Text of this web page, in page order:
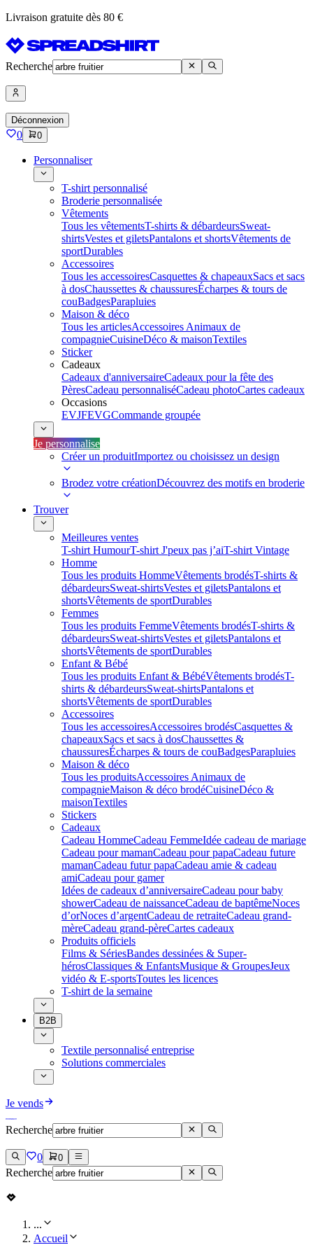
Livraison gratuite dès 80 €
Recherche
Déconnexion
0 0
Personnaliser
T-shirt personnalisé
Broderie personnalisée
Vêtements
Tous les vêtementsT-shirts & débardeursSweat-
shirtsVestes et giletsPantalons et shortsVêtements de
sportDurables
Accessoires
Tous les accessoiresCasquettes & chapeauxSacs et sacs
à dosChaussettes & chaussuresÉcharpes & tours de
couBadgesParapluies
Maison & déco
Tous les articlesAccessoires Animaux de
compagnieCuisineDéco & maisonTextiles
Sticker
Cadeaux
Cadeaux d'anniversaireCadeaux pour la fête des
PèresCadeau personnaliséCadeau photoCartes cadeaux
Occasions
EVJFEVGCommande groupée
Je personnalise
Créer un produitImportez ou choisissez un design
Brodez votre créationDécouvrez des motifs en broderie
Trouver
Meilleures ventes
T-shirt HumourT-shirt J'peux pas j’aiT-shirt Vintage
Homme
Tous les produits HommeVêtements brodésT-shirts &
débardeursSweat-shirtsVestes et giletsPantalons et
shortsVêtements de sportDurables
Femmes
Tous les produits FemmeVêtements brodésT-shirts &
débardeursSweat-shirtsVestes et giletsPantalons et
shortsVêtements de sportDurables
Enfant & Bébé
Tous les produits Enfant & BébéVêtements brodésT-
shirts & débardeursSweat-shirtsPantalons et
shortsVêtements de sportDurables
Accessoires
Tous les accessoiresAccessoires brodésCasquettes &
chapeauxSacs et sacs à dosChaussettes &
chaussuresÉcharpes & tours de couBadgesParapluies
Maison & déco
Tous les produitsAccessoires Animaux de
compagnieMaison & déco brodéCuisineDéco &
maisonTextiles
Stickers
Cadeaux
Cadeau HommeCadeau FemmeIdée cadeau de mariage​
Cadeau pour mamanCadeau pour papaCadeau future
mamanCadeau futur papaCadeau amie & cadeau
amiCadeau pour gamer
Idées de cadeaux d’anniversaireCadeau pour baby
showerCadeau de naissanceCadeau de baptêmeNoces
d’orNoces d’argentCadeau de retraiteCadeau grand-
mèreCadeau grand-pèreCartes cadeaux
Produits officiels
Films & SériesBandes dessinées & Super-
hérosClassiques & EnfantsMusique & GroupesJeux
vidéo & E-sportsToutes les licences
T-shirt de la semaine
B2B
Textile personnalisé entreprise
Solutions commerciales
Je vends
Recherche
0 0
Recherche
...
Accueil